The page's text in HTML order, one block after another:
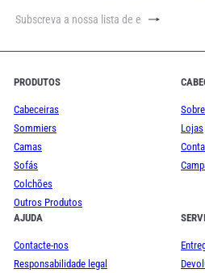
Subscrever
Subscreva
nossa
de
PRODUTOS
Cabeceiras
Sommiers
Camas
Sofás
Colchões
Outros Produtos
Lojas
AJUDA
Contacte-nos
Responsabilidade legal